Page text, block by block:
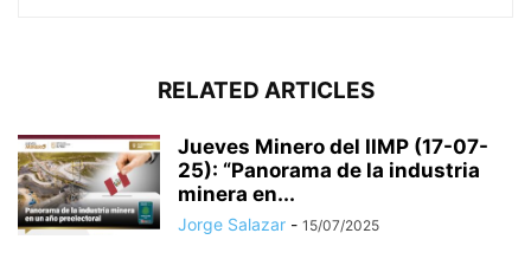
RELATED ARTICLES
Jueves Minero del IIMP (17-07-
25): “Panorama de la industria
minera en...
Jorge Salazar - 15/07/2025